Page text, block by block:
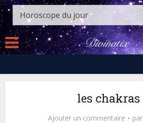
les chakras
Ajouter un commentaire par